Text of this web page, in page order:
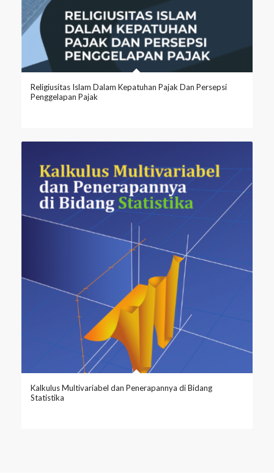
Religiusitas Islam Dalam Kepatuhan Pajak Dan Persepsi
Penggelapan Pajak
Kalkulus Multivariabel dan Penerapannya di Bidang
Statistika